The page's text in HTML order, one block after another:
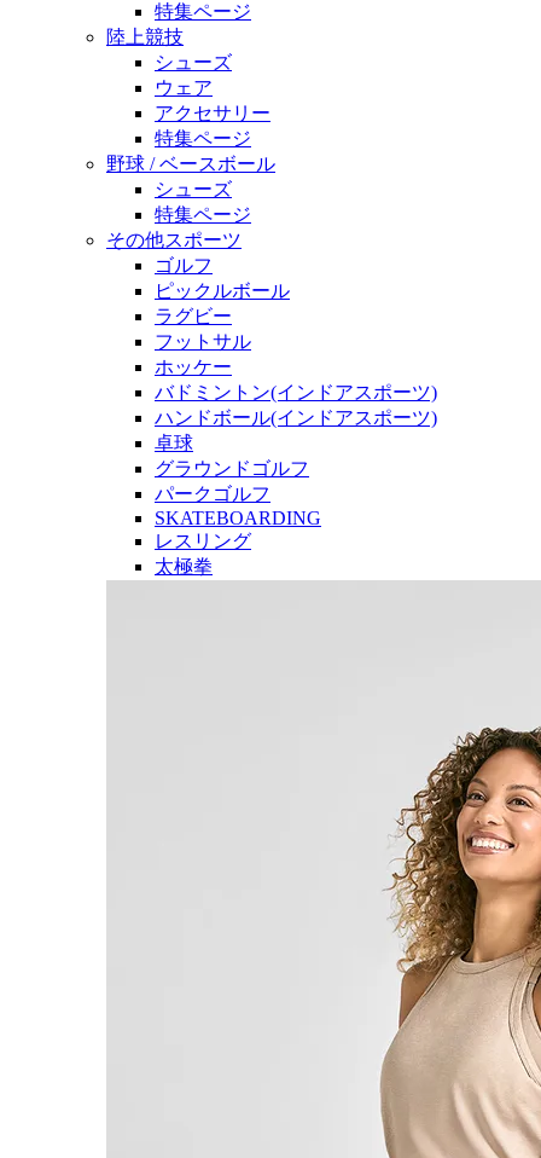
特集ページ
陸上競技
シューズ
ウェア
アクセサリー
特集ページ
野球 / ベースボール
シューズ
特集ページ
その他スポーツ
ゴルフ
ピックルボール
ラグビー
フットサル
ホッケー
バドミントン(インドアスポーツ)
ハンドボール(インドアスポーツ)
卓球
グラウンドゴルフ
パークゴルフ
SKATEBOARDING
レスリング
太極拳